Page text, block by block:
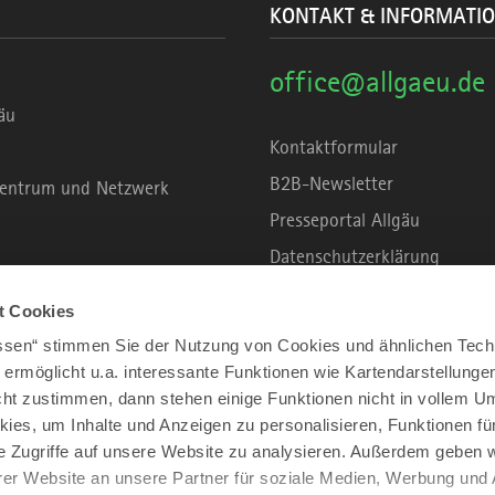
Cookies
stimmen Sie der Nutzung von Cookies und ähnlichen
u.a. interessante Funktionen wie
zustimmen, dann stehen einige Funktionen nicht in vollem
um Inhalte und Anzeigen zu personalisieren, Funktionen
Zugriffe auf unsere Website zu analysieren. Außerdem geben
Website an unsere Partner für soziale Medien, Werbung und
und Netzwerk
KONTAKT &
office@allgaeu.de
Kontaktformular
B2B-Newsletter
Presseportal Allgäu
Datenschutzerklärung
Unsere Haltung zu
Impressum